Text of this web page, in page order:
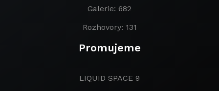
Galerie: 682
Rozhovory: 131
Promujeme
LIQUID SPACE 9